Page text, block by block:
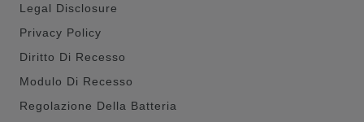
Legal Disclosure
Privacy Policy
Diritto Di Recesso
Modulo Di Recesso
Regolazione Della Batteria